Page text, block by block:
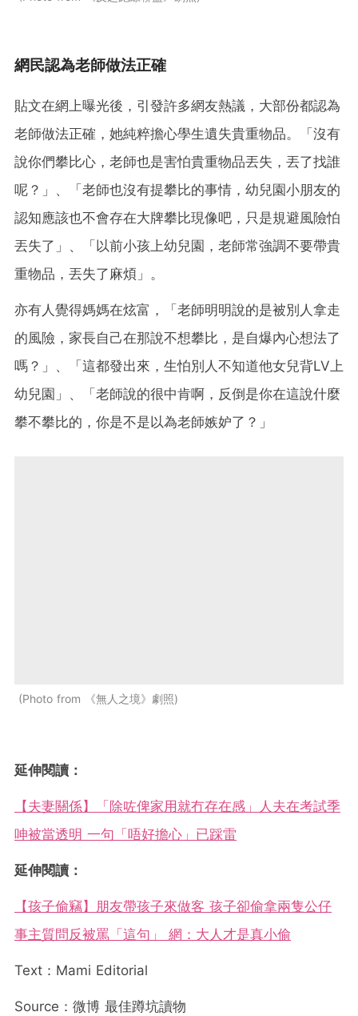
網民認為老師做法正確
貼文在網上曝光後，引發許多網友熱議，大部份都認為
老師做法正確，她純粹擔心學生遺失貴重物品。「沒有
說你們攀比心，老師也是害怕貴重物品丟失，丟了找誰
呢？」、「老師也沒有提攀比的事情，幼兒園小朋友的
認知應該也不會存在大牌攀比現像吧，只是規避風險怕
丟失了」、「以前小孩上幼兒園，老師常強調不要帶貴
重物品，丟失了麻煩」。
亦有人覺得媽媽在炫富，「老師明明說的是被別人拿走
的風險，家長自己在那說不想攀比，是自爆內心想法了
嗎？」、「這都發出來，生怕別人不知道他女兒背LV上
幼兒園」、「老師說的很中肯啊，反倒是你在這說什麼
攀不攀比的，你是不是以為老師嫉妒了？」
Photo from 《無人之境》劇照
延伸閱讀：
【夫妻關係】「除咗俾家用就冇存在感」人夫在考試季
呻被當透明 一句「唔好擔心」已踩雷
延伸閱讀：
【孩子偷竊】朋友帶孩子來做客 孩子卻偷拿兩隻公仔
事主質問反被罵「這句」 網：大人才是真小偷
Text：Mami Editorial
Source：微博 最佳蹲坑讀物